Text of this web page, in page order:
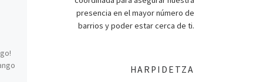
EUSKARA
PRAKTIKATU
Zer da Darabilbo? Bilboko
presencia en el mayor número de
barrios y poder estar cerca de ti.
HARPIDETZA